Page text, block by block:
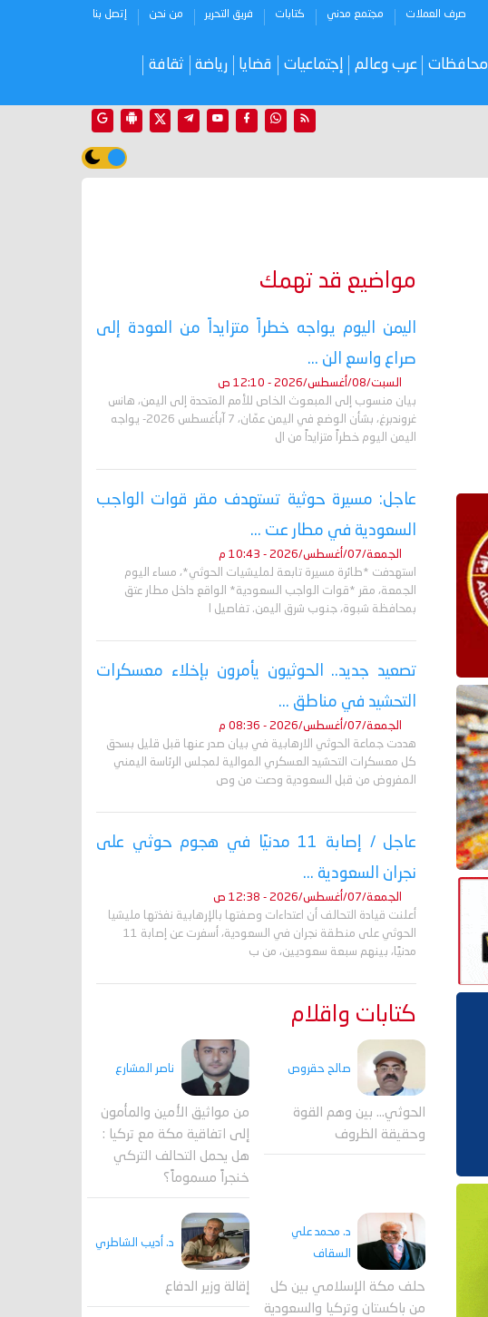
صرف العملات مجتمع مدني كتابات فريق التحرير من نحن إتصل بنا
محافظات عرب وعالم إجتماعيات قضايا رياضة ثقافة
مواضيع قد تهمك
اليمن اليوم يواجه خطراً متزايداً من العودة إلى
صراع واسع الن ...
السبت/08/أغسطس/2026 - 12:10 ص
بيان منسوب إلى المبعوث الخاص للأمم المتحدة إلى اليمن، هانس
غروندبرغ، بشأن الوضع في اليمن عمّان، 7 آبأغسطس 2026- يواجه
اليمن اليوم خطراً متزايداً من ال
عاجل: مسيرة حوثية تستهدف مقر قوات الواجب
السعودية في مطار عت ...
الجمعة/07/أغسطس/2026 - 10:43 م
استهدفت *طائرة مسيرة تابعة لمليشيات الحوثي*، مساء اليوم
الجمعة، مقر *قوات الواجب السعودية* الواقع داخل مطار عتق
بمحافظة شبوة، جنوب شرق اليمن. تفاصيل ا
تصعيد جديد.. الحوثيون يأمرون بإخلاء معسكرات
التحشيد في مناطق ...
الجمعة/07/أغسطس/2026 - 08:36 م
هددت جماعة الحوثي الارهابية في بيان صدر عنها قبل قليل بسحق
كل معسكرات التحشيد العسكري الموالية لمجلس الرئاسة اليمني
المفروض من قبل السعودية ودعت من وص
عاجل / إصابة 11 مدنيًا في هجوم حوثي على
نجران السعودية ...
الجمعة/07/أغسطس/2026 - 12:38 ص
أعلنت قيادة التحالف أن اعتداءات وصفتها بالإرهابية نفذتها مليشيا
الحوثي على منطقة نجران في السعودية، أسفرت عن إصابة 11
مدنيًا، بينهم سبعة سعوديين، من ب
كتابات واقلام
صالح حقروص
الحوثي... بين وهم القوة
وحقيقة الظروف
ناصر المشارع
من مواثيق الأمين والمأمون
إلى اتفاقية مكة مع تركيا :
هل يحمل التحالف التركي
خنجراً مسموماً؟
د. محمد علي
السقاف
حلف مكة الإسلامي بين كل
من باكستان وتركيا والسعودية
د. أديب الشاطري
إقالة وزير الدفاع